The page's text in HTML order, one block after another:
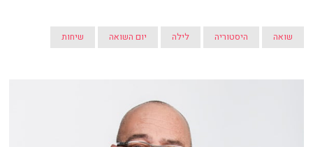
שואה היסטוריה לילה יום השואה שיחות